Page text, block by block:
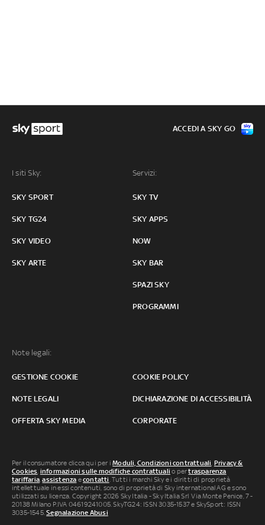
I siti Sky:
SKY SPORT
SKY TG24
SKY VIDEO
SKY ARTE
Servizi:
SKY TV
SKY APPS
NOW
SKY BAR
SPAZI SKY
PROGRAMMI
Note legali:
GESTIONE COOKIE COOKIE POLICY
NOTE LEGALI DICHIARAZIONE DI ACCESSIBILITÀ
OFFERTA SKY MEDIA CORPORATE
ACCEDI A SKY GO
Per il consumatore clicca qui per iModuli, Condizioni contrattuali, Privacy &
Cookies, informazioni sulle modifiche contrattuali o pertrasparenza
tariffaria,assistenza econtatti. Tutti i marchi Sky e i diritti di proprietà
intellettuale in essi contenuti, sono di proprietà di Sky international AG e sono
utilizzati su licenza. Copyright 2026 Sky Italia - Sky Italia Srl Via Monte Penice, 7 -
20138 Milano P.IVA 04619241005. SkyTG24: ISSN 3035-1537 e SkySport: ISSN
3035-1545.Segnalazione Abusi